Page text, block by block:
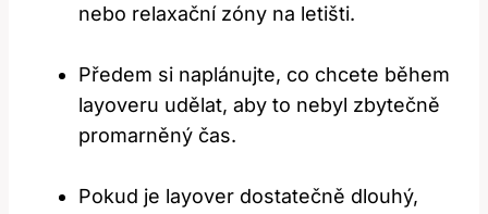
nebo relaxační zóny na letišti.
Předem si naplánujte, co chcete během
layoveru udělat, aby to nebyl zbytečně
promarněný čas.
Pokud je layover dostatečně dlouhý,